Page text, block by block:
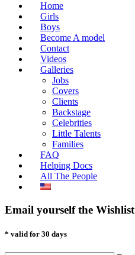
Home
Girls
Boys
Become A model
Contact
Videos
Galleries
Jobs
Covers
Clients
Backstage
Celebrities
Little Talents
Families
FAQ
Helping Docs
All The People
Email yourself the Wishlist
* valid for 30 days